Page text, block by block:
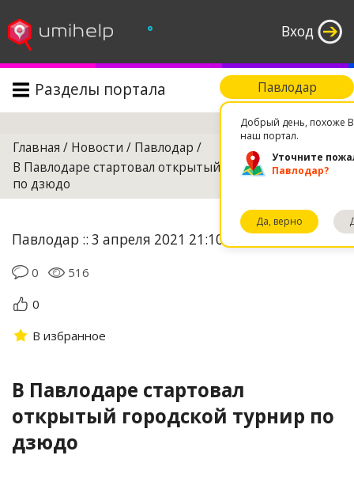
Вход
°
Павлодар
Добрый день, похоже
наш портал.
Уточните
Павлодар?
Да, верно
Разделы портала Поиск
Главная / Новости / Павлодар /
В Павлодаре стартовал открытый городской турнир
по дзюдо
Павлодар :: 3 апреля 2021 21:10
0
516
0
В избранное
В Павлодаре стартовал
открытый городской турнир по
дзюдо